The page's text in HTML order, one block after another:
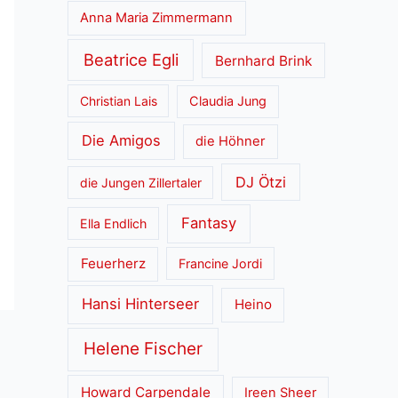
Anna Maria Zimmermann
Beatrice Egli Bernhard Brink
Christian Lais Claudia Jung
Die Amigos die Höhner
die Jungen Zillertaler DJ Ötzi
Ella Endlich Fantasy
Feuerherz Francine Jordi
Hansi Hinterseer Heino
Helene Fischer
Howard Carpendale Ireen Sheer